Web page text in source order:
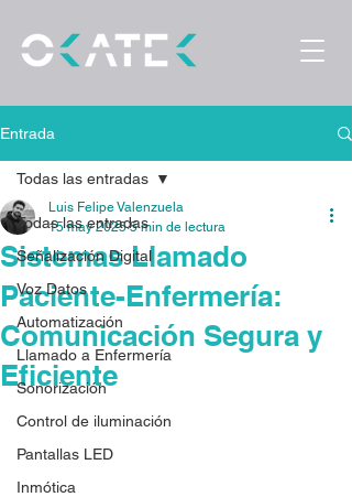
Entrada
Todas las entradas
Señalización Digital
Voz Datos
Automatización
Llamado a Enfermería
Sonorización
Control de iluminación
Pantallas LED
Inmótica
Todas las entradas
Sistemas Llamado
Paciente-Enfermería:
Comunicación Segura y
Eficiente
Luis Felipe Valenzuela
15 may 2025 5 min de lectura